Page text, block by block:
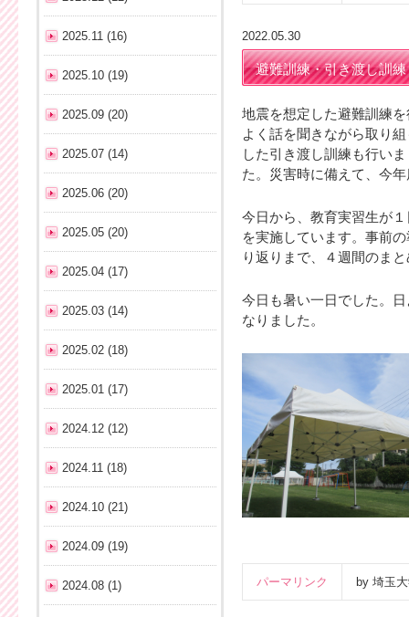
2022.05.30
避難訓練・引き渡し訓練
地震を想定した避難訓練
よく話を聞きながら取り
した引き渡し訓練も行い
た。災害時に備えて、今
今日から、教育実習生が
を実施しています。事前
り返りまで、４週間のま
今日も暑い一日でした。
なりました。
パーマリンク by 埼玉
2025.11 (16)
2025.10 (19)
2025.09 (20)
2025.07 (14)
2025.06 (20)
2025.05 (20)
2025.04 (17)
2025.03 (14)
2025.02 (18)
2025.01 (17)
2024.12 (12)
2024.11 (18)
2024.10 (21)
2024.09 (19)
2024.08 (1)